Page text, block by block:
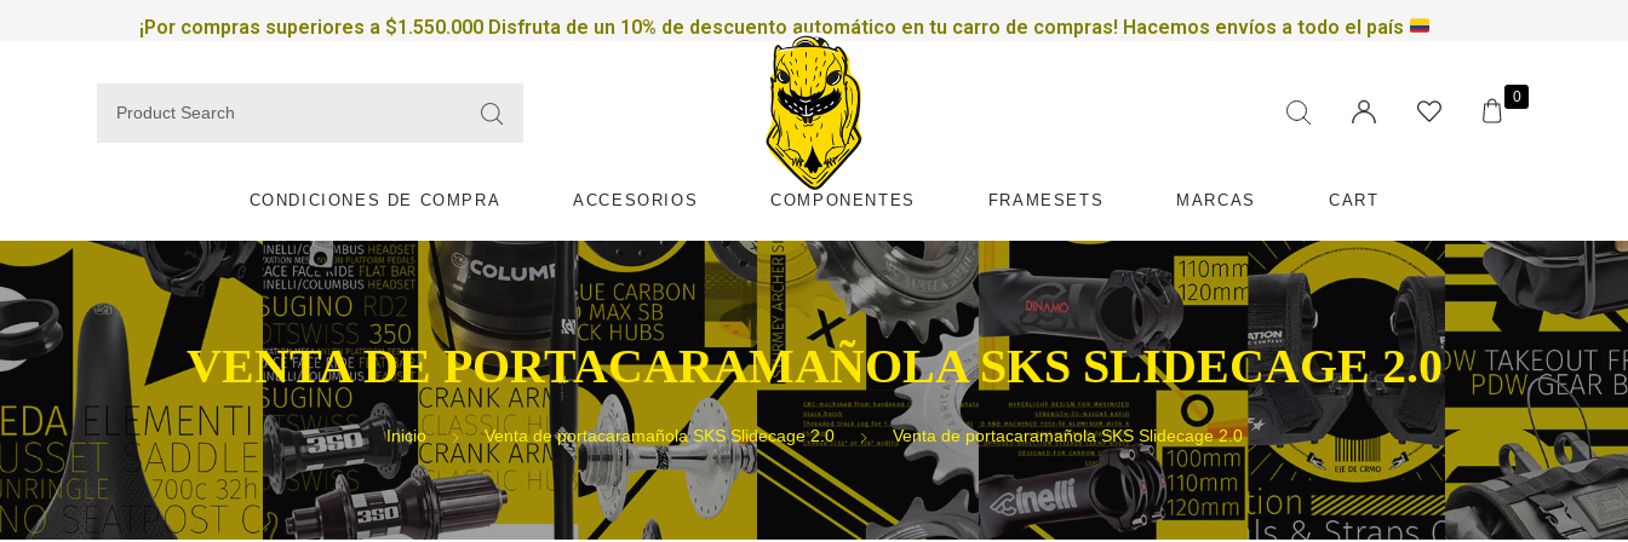
Filtrar por precio
¡Por compras superiores a $1.550.000 Disfruta de un 10% de descuento automático en tu carro de compras! Hacemos envíos a todo el país
0
CONDICIONES DE COMPRA ACCESORIOS COMPONENTES FRAMESETS MARCAS CART
VENTA DE PORTACARAMAÑOLA SKS SLIDECAGE 2.0
Inicio Venta de portacaramañola SKS Slidecage 2.0 Venta de portacaramañola SKS Slidecage 2.0